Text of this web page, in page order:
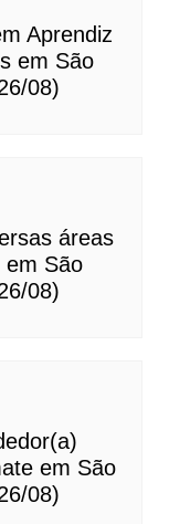
Aprendiz
em São
08)
áreas
em São
08)
em São
08)